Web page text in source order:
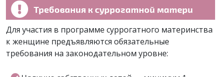
Требования к суррогатной матери
Для участия в программе суррогатного материнства
к женщине предъявляются обязательные
требования на законодательном уровне: